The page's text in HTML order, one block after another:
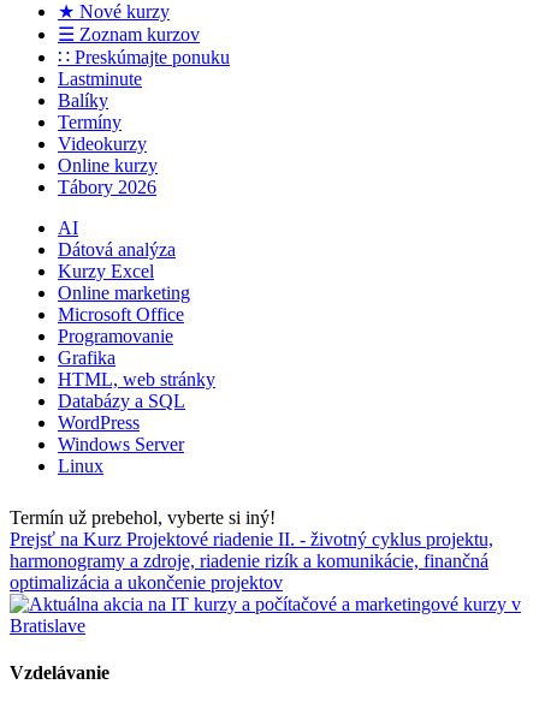
★ Nové kurzy
☰ Zoznam kurzov
∷ Preskúmajte ponuku
Lastminute
Balíky
Termíny
Videokurzy
Online kurzy
Tábory 2026
AI
Dátová analýza
Kurzy Excel
Online marketing
Microsoft Office
Programovanie
Grafika
HTML, web stránky
Databázy a SQL
WordPress
Windows Server
Linux
Termín už prebehol, vyberte si iný!
Prejsť na Kurz Projektové riadenie II. - životný cyklus projektu,
harmonogramy a zdroje, riadenie rizík a komunikácie, finančná
optimalizácia a ukončenie projektov
Vzdelávanie